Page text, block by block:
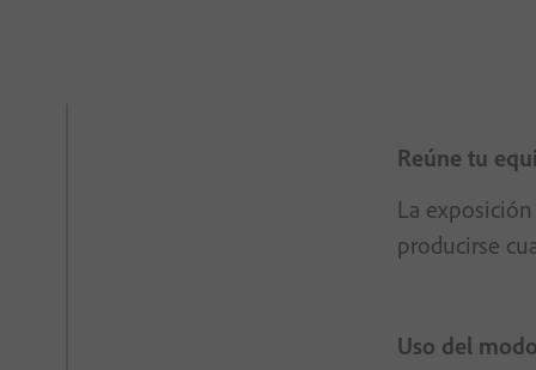
Reúne tu
La
producirse
Uso del